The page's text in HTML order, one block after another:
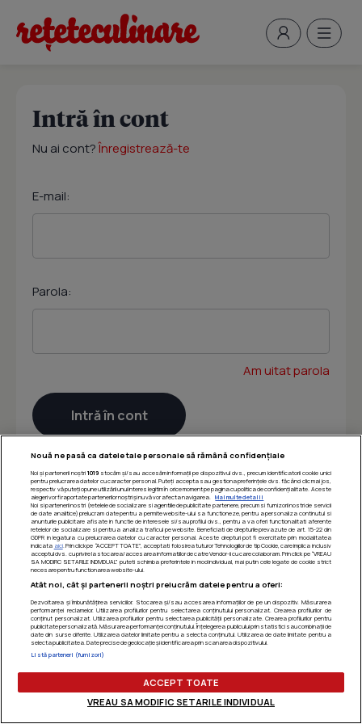
Intră în cont
Nu ai cont?Înregistrează-te
E-mail:
Parola:
Am uitat parola
Nouă ne pasă ca datele tale personale să rămână confidențiale
Noi și partenerii noștri 1019stocăm și/sau accesăm informații pe dispozitivul dvs., precum identificatorii cookie unici
pentru prelucrarea datelor cu caracter personal. Puteți accepta sau gestiona preferințele dvs. făcând clic mai jos,
respectiv vă puteți opune utilizării unui interes legitim în orice moment pe pagina cu politica de confidențialitate. Aceste
alegeri vor fi raportate partenerilor noștri și nu vă vor afecta navigarea.
Mai multe detalii
Noi si partenerii nostri (retelele de socializare si agentiile de publicitate partenere, precum si furnizorii nostri de servicii
de date analitice) prelucram date pentru a permite website-ului sa functioneze, pentru a personaliza continutul si
anunturile publicitare afisate in functie de interesele si/sau profilul dvs., pentru a va oferi functionalitati aferente
retelelor de socializare si pentru a analiza traficul pe website. Beneficiati de drepturile prevazute de art. 15-22 din
GDPR in legatura cu prelucrarea datelor cu caracter personal. Aceste drepturi pot fi exercitate prin modalitatea
indicata aici. Prin click pe “ACCEPT TOATE”, acceptati folosirea tuturor Tehnologiilor de tip Cookie, care implica inclusiv
acceptul dvs. cu privire la stocarea/accesarea informatiilor de catre Vendor-ii cu care colaboram. Prin click pe “VREAU
SA MODIFIC SETARILE INDIVIDUAL” puteti schimba preferintele in mod individual, mai putin cele legate de cookie strict
necesare pentru functionarea website-ului.
Atât noi, cât și partenerii noștri prelucrăm datele pentru a oferi:
Dezvoltarea și îmbunătățirea serviciilor. Stocarea și/sau accesarea informațiilor de pe un dispozitiv. Măsurarea
performanței reclamelor. Utilizarea profilurilor pentru selectarea conținutului personalizat. Crearea profilurilor de
conținut personalizat. Utilizarea profilurilor pentru selectarea publicității personalizate. Crearea profilurilor pentru
publicitate personalizată. Măsurarea performanței conținutului. Înțelegerea publicului prin statistici sau combinații de
date din surse diferite. Utilizarea datelor limitate pentru a selecta conținutul. Utilizarea de date limitate pentru a
selecta publicitatea. Date precise de geolocație și identificarea prin scanarea dispozitivului.
Listă parteneri (furnizori)
ACCEPT TOATE
VREAU SA MODIFIC SETARILE INDIVIDUAL